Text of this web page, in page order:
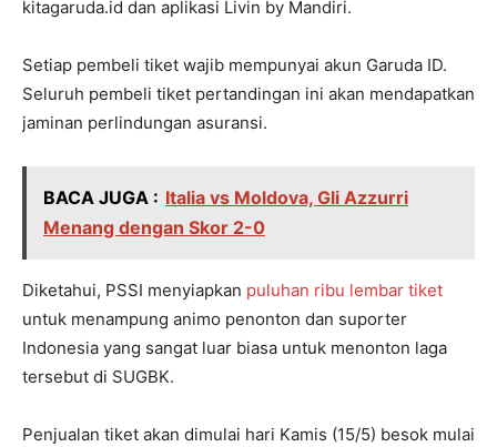
kitagaruda.id dan aplikasi Livin by Mandiri.
Setiap pembeli tiket wajib mempunyai akun Garuda ID.
Seluruh pembeli tiket pertandingan ini akan mendapatkan
jaminan perlindungan asuransi.
BACA JUGA : Italia vs Moldova, Gli Azzurri
Menang dengan Skor 2-0
Diketahui, PSSI menyiapkan puluhan ribu lembar tiket
untuk menampung animo penonton dan suporter
Indonesia yang sangat luar biasa untuk menonton laga
tersebut di SUGBK.
Penjualan tiket akan dimulai hari Kamis (15/5) besok mulai